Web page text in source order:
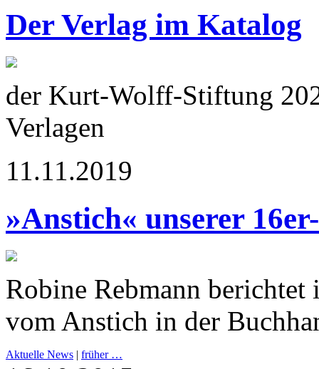
Der Verlag im Katalog
der Kurt-Wolff-Stiftung
Verlagen
11.11.2019
»Anstich« unserer
Robine Rebmann
vom Anstich in der
Aktuelle News | früher …